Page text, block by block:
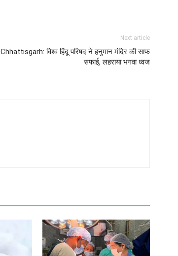
Next article
Chhattisgarh: विश्व हिंदू परिषद ने हनुमान मंदिर की साफ
सफाई, लहराया भगवा ध्वज